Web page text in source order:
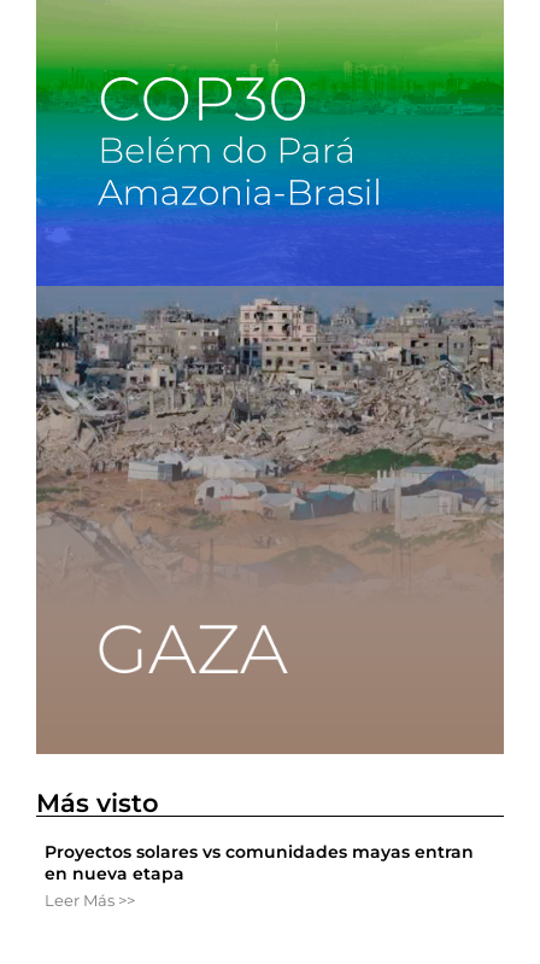
Más visto
Proyectos solares vs comunidades mayas entran
en nueva etapa
Leer Más >>